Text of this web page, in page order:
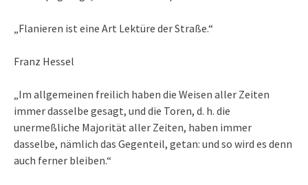
„Flanieren ist eine Art Lektüre der Straße.“
Franz Hessel
„Im allgemeinen freilich haben die Weisen aller Zeiten
immer dasselbe gesagt, und die Toren, d. h. die
unermeßliche Majorität aller Zeiten, haben immer
dasselbe, nämlich das Gegenteil, getan: und so wird es denn
auch ferner bleiben.“